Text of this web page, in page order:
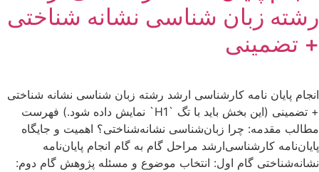
رشته زبان شناسی نشانه شناختی
+ تضمینی
انجام پایان نامه کارشناسی ارشد رشته زبان شناسی نشانه شناختی
+ تضمینی (این بخش باید با تگ `H1` نمایش داده شود.) فهرست
مطالب مقدمه: چرا زبان‌شناسی نشانه‌شناختی؟ اهمیت و جایگاه
پایان‌نامه کارشناسی‌ارشد مراحل گام به گام انجام پایان‌نامه
نشانه‌شناختی گام اول: انتخاب موضوع و مسئله پژوهش گام دوم: